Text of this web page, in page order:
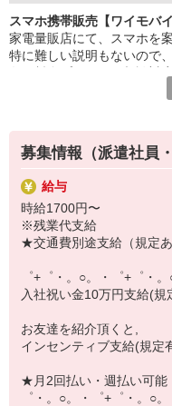
特別割引価格でご利用可
お得に過ごしたいあなた
【選べるお仕事いろいろ】
事務、経理、データ入力
▼工場・製造・軽作業系
機械/食品製造・梱包・仕
▼美容系
眉毛サロンのアイブロウ
▼営業・販売
法人営業・アパレル販売
▼人気案件も多数♪
短期・期間限定・オープ
上場/優良/大手企業など
【スマホ面接実施中】
￣￣￣￣￣￣￣￣￣
自宅に居ながらスマホで
オンライン面談なのでスピ
即日登録もOK♪
スマホ携帯販売【ワイモバイ
家電量販店にて、スマホを
特に難しい説明もないので
満足度◎
■携帯やインターネット販売
docomo(ドコモ)/au(エーユ
の大手キャリアから
ワイモバイル(Y!mobille)、
広く紹介可能♪
募集情報（派遣社員
給与
時給1700円〜
※残業代支給
★交通費別途支給（規定あ
゜+゜・。○。・゜+゜・
入社祝い金10万円支給(規
お友達を紹介頂くと,
インセンティブ支給(規定
★月2回払い・週払い可
゜・。○。・゜+゜・。○